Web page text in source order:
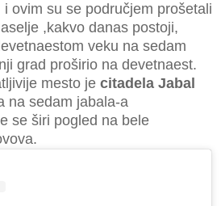
ovim su se područjem prošetali
,kakvo danas postoji,
veku na sedam
grad proširio na devetnaest.
mesto je citadela Jabal
na sedam jabala-a
se širi pogled na bele